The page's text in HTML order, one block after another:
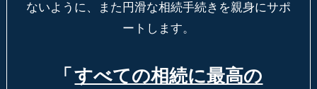
ないように、
また円滑な相続手続きを親身にサポ
ートします。
「 すべての相続に最高の